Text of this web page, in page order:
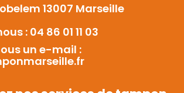
13007 Marseille
: 04 86 01 11 03
un e-mail :